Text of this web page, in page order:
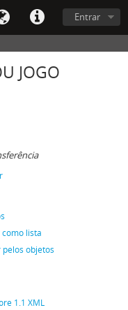
Entrar
JOGO
lista
pelos objetos
1.1 XML